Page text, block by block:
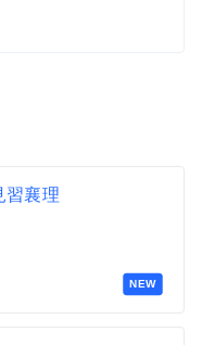
NEW
習襄理